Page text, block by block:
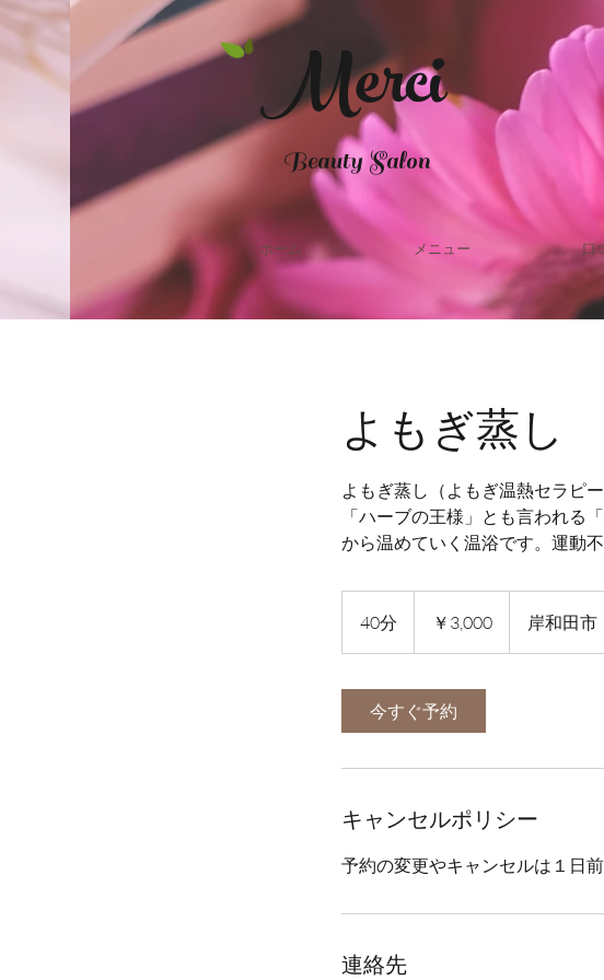
Merci
Beauty Salon
ホーム メニュー 口
よもぎ蒸し
よもぎ蒸し（よもぎ温熱セラピ
「ハーブの王様」とも言われる
から温めていく温浴です。運動
40分
0
￥3,000 岸和田市
今すぐ予約
キャンセルポリシー
予約の変更やキャンセルは１日
連絡先